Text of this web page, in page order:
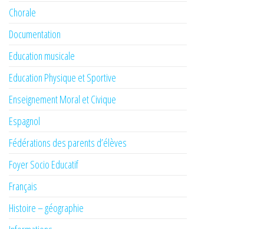
Chorale
Documentation
Education musicale
Education Physique et Sportive
Enseignement Moral et Civique
Espagnol
Fédérations des parents d’élèves
Foyer Socio Educatif
Français
Histoire – géographie